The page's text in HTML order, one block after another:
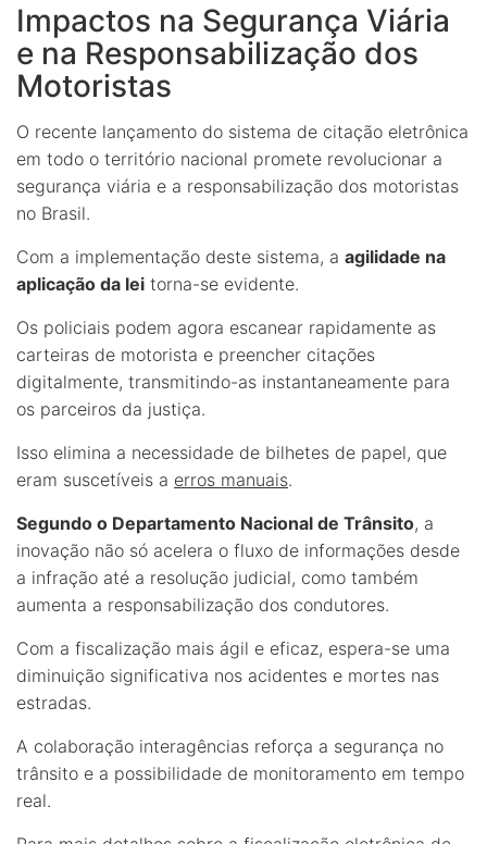
Impactos na Segurança Viária
e na Responsabilização dos
Motoristas
O recente lançamento do sistema de citação eletrônica
em todo o território nacional promete revolucionar a
segurança viária e a responsabilização dos motoristas
no Brasil.
Com a implementação deste sistema, a agilidade na
aplicação da lei torna-se evidente.
Os policiais podem agora escanear rapidamente as
carteiras de motorista e preencher citações
digitalmente, transmitindo-as instantaneamente para
os parceiros da justiça.
Isso elimina a necessidade de bilhetes de papel, que
eram suscetíveis a erros manuais.
Segundo o Departamento Nacional de Trânsito, a
inovação não só acelera o fluxo de informações desde
a infração até a resolução judicial, como também
aumenta a responsabilização dos condutores.
Com a fiscalização mais ágil e eficaz, espera-se uma
diminuição significativa nos acidentes e mortes nas
estradas.
A colaboração interagências reforça a segurança no
trânsito e a possibilidade de monitoramento em tempo
real.